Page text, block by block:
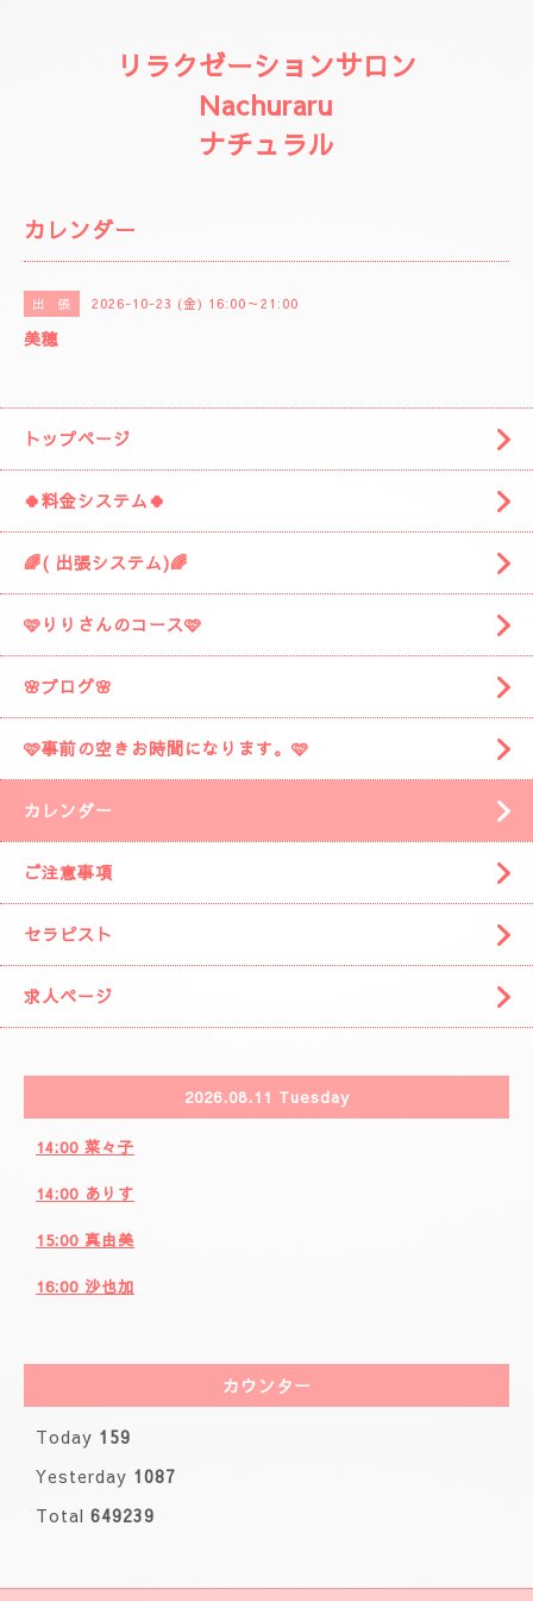
リラクゼーションサロン
Nachuraru
ナチュラル
カレンダー
出 張 2026-10-23 (金) 16:00～21:00
美穂
トップページ
🍀料金システム🍀
🌈( 出張システム)🌈
🩷りりさんのコース🩷
🌸ブログ🌸
🩷事前の空きお時間になります。🩷
カレンダー
ご注意事項
セラピスト
求人ページ
2026.08.11 Tuesday
14:00 菜々子
14:00 ありす
15:00 真由美
16:00 沙也加
カウンター
Today 159
Yesterday 1087
Total 649239